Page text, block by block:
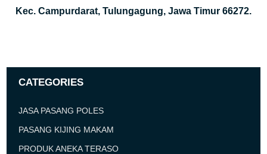
Kec. Campurdarat, Tulungagung, Jawa Timur 66272.
CATEGORIES
JASA PASANG POLES
PASANG KIJING MAKAM
PRODUK ANEKA TERASO